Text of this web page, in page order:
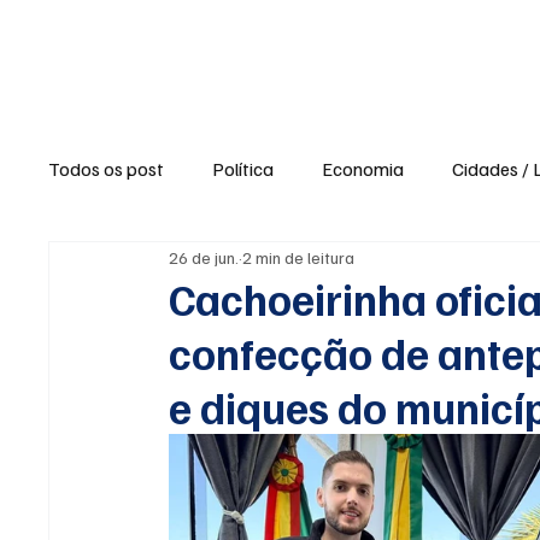
Todos os post Política Economia Cidades /
Polícia / Segurança Saúde
Opinião / Editorial Clima / Tempo Turismo
Agronegócio Opiniões e Blogs Reportagens
Cachoeirinha
confecção de
e diques do
26 de jun. 2 min de leitura